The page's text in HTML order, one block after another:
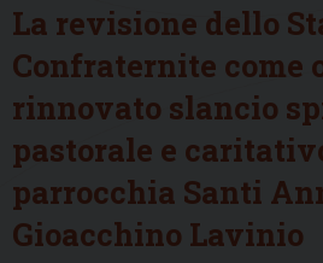
La revisione dello
Confraternite come
rinnovato slancio
pastorale e
parrocchia Santi
Gioacchino Lavinio